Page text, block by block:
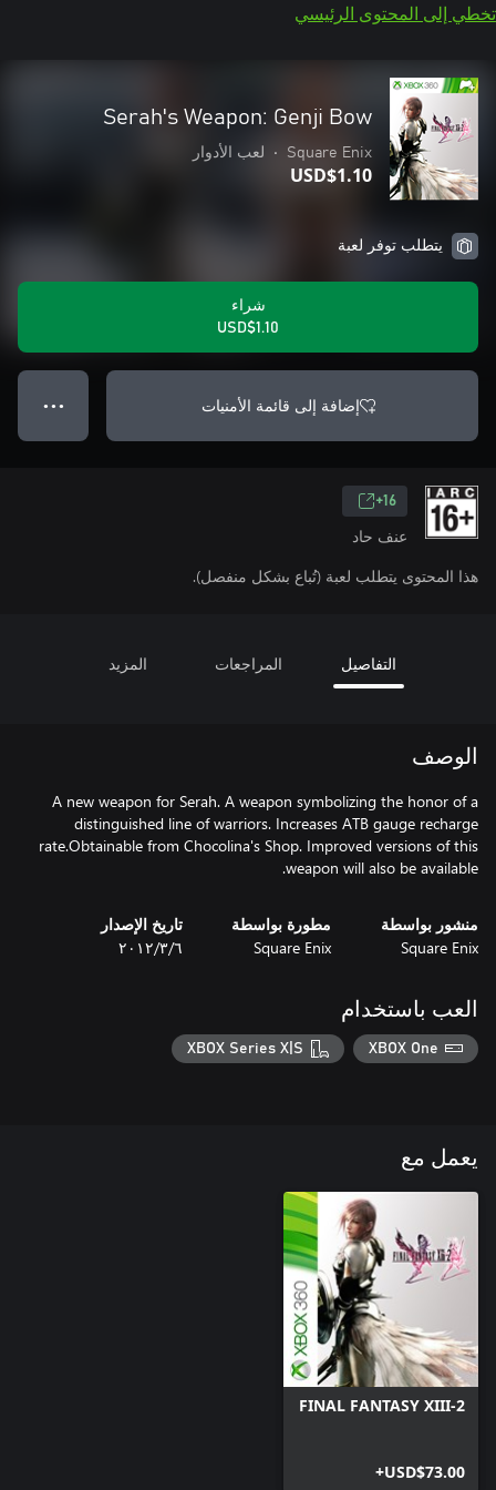
تخطي إلى المحتوى الرئيسي
Serah's Weapon: Genji Bow
Square Enix
• لعب الأدوار
USD$1.10
يتطلب توفر لعبة
شراء
USD$1.10
إضافة إلى قائمة الأمنيات ● ● ●
16+
عنف حاد
هذا المحتوى يتطلب لعبة (تُباع بشكل منفصل).
التفاصيل المراجعات المزيد
الوصف
A new weapon for Serah. A weapon symbolizing the honor of a
distinguished line of warriors. Increases ATB gauge recharge
rate.Obtainable from Chocolina's Shop. Improved versions of this
weapon will also be available.
منشور بواسطة
Square Enix
مطورة بواسطة
Square Enix
تاريخ الإصدار
٦‏/٣‏/٢٠١٢
العب باستخدام
XBOX One
XBOX Series X|S
يعمل مع
FINAL FANTASY XIII-2
USD$73.00+